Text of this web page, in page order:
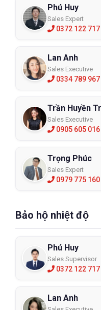
Phú Huy
Sales Expert
0372 122 717
Lan Anh
Sales Executive
0334 789 967
Trần Huyền
Sales Executive
0905 605 016
Trọng Phúc
Sales Expert
0979 775 160
Bảo hộ nhiệt độ
Phú Huy
Sales Supervisor
0372 122 717
Lan Anh